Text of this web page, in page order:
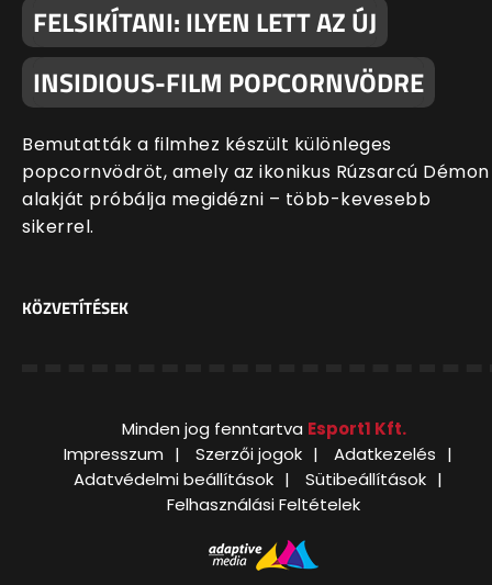
FELSIKÍTANI: ILYEN LETT AZ ÚJ
INSIDIOUS-FILM POPCORNVÖDRE
Bemutatták a filmhez készült különleges
popcornvödröt, amely az ikonikus Rúzsarcú Démon
alakját próbálja megidézni – több-kevesebb
sikerrel.
KÖZVETÍTÉSEK
Minden jog fenntartva Esport1 Kft.
Impresszum
Szerzői jogok
Adatkezelés
Adatvédelmi beállítások
Sütibeállítások
Felhasználási Feltételek